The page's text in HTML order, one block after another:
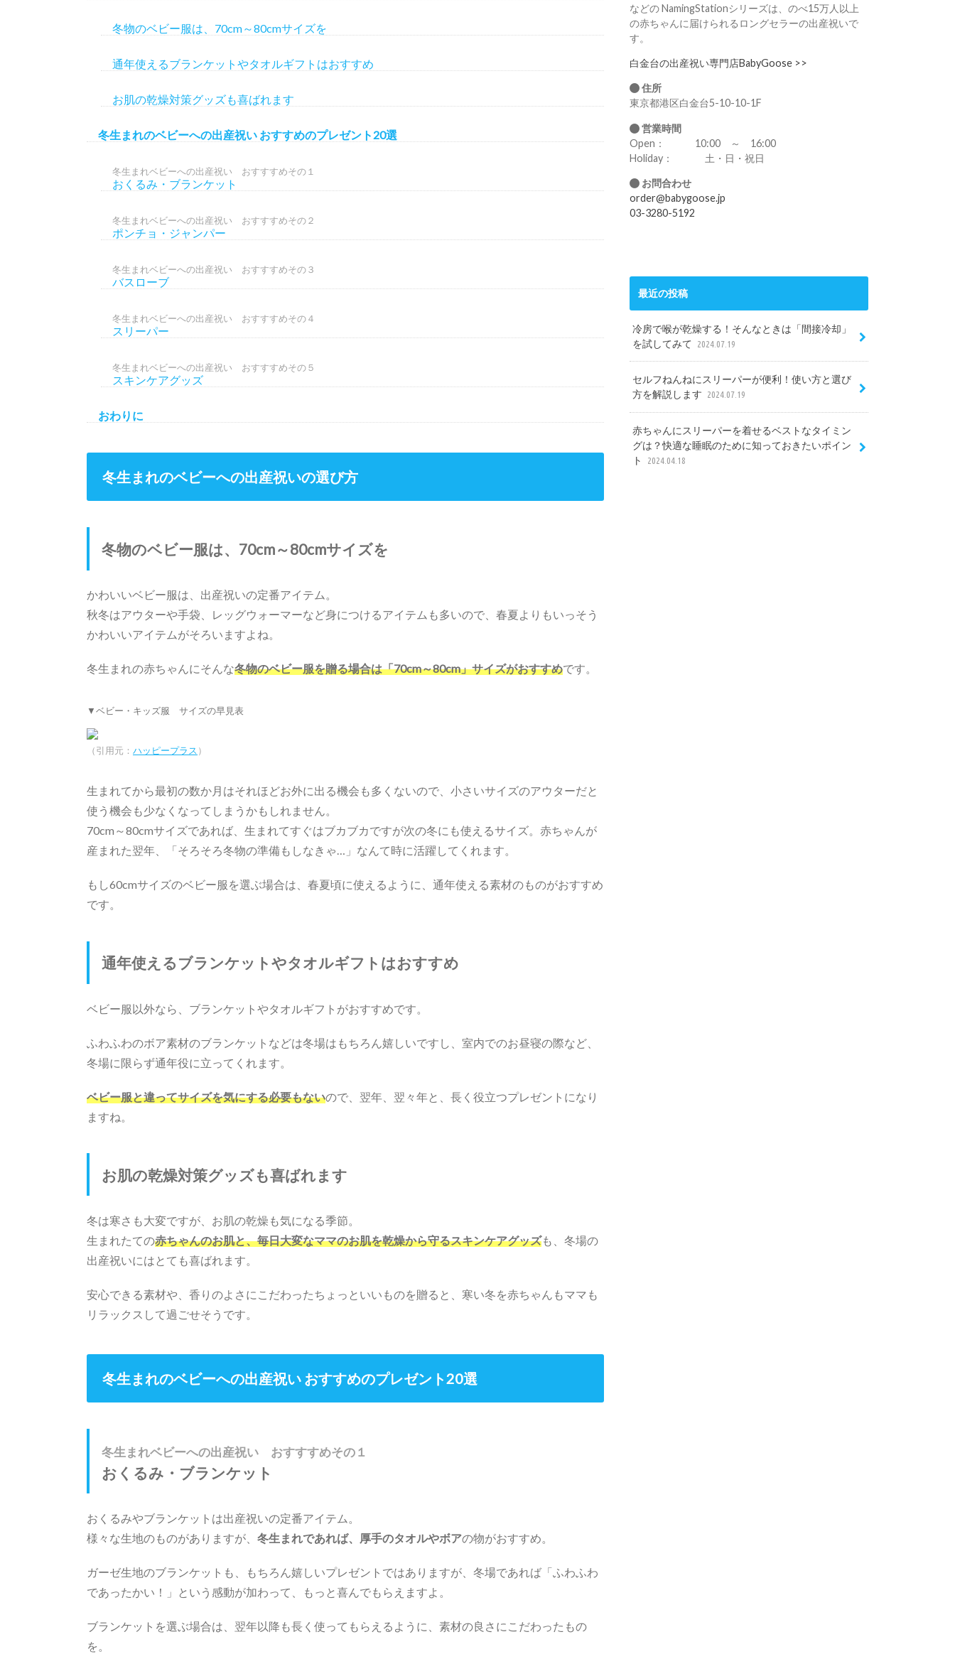
冬物のベビー服は、70cm～80cmサイズを
通年使えるブランケットやタオルギフトはおすすめ
お肌の乾燥対策グッズも喜ばれます
冬生まれのベビーへの出産祝い おすすめのプレゼント20選
冬生まれベビーへの出産祝い おすすすめその１
おくるみ・ブランケット
冬生まれベビーへの出産祝い おすすすめその２
ポンチョ・ジャンパー
冬生まれベビーへの出産祝い おすすすめその３
バスローブ
冬生まれベビーへの出産祝い おすすすめその４
スリーパー
冬生まれベビーへの出産祝い おすすすめその５
スキンケアグッズ
おわりに
冬生まれのベビーへの出産祝いの選び方
冬物のベビー服は、70cm～80cmサイズを
かわいいベビー服は、出産祝いの定番アイテム。
秋冬はアウターや手袋、レッグウォーマーなど身につけるアイテムも多いので、春夏よりもいっそう
かわいいアイテムがそろいますよね。
冬生まれの赤ちゃんにそんな冬物のベビー服を贈る場合は「70cm～80cm」サイズがおすすめです。
▼ベビー・キッズ服 サイズの早見表
（引用元： ハッピープラス）
生まれてから最初の数か月はそれほどお外に出る機会も多くないので、小さいサイズのアウターだと
使う機会も少なくなってしまうかもしれません。
70cm～80cmサイズであれば、生まれてすぐはブカブカですが次の冬にも使えるサイズ。赤ちゃんが
産まれた翌年、「そろそろ冬物の準備もしなきゃ…」なんて時に活躍してくれます。
もし60cmサイズのベビー服を選ぶ場合は、春夏頃に使えるように、通年使える素材のものがおすすめ
です。
通年使えるブランケットやタオルギフトはおすすめ
ベビー服以外なら、ブランケットやタオルギフトがおすすめです。
ふわふわのボア素材のブランケットなどは冬場はもちろん嬉しいですし、室内でのお昼寝の際など、
冬場に限らず通年役に立ってくれます。
ベビー服と違ってサイズを気にする必要もないので、翌年、翌々年と、長く役立つプレゼントになり
ますね。
お肌の乾燥対策グッズも喜ばれます
冬は寒さも大変ですが、お肌の乾燥も気になる季節。
生まれたての赤ちゃんのお肌と、毎日大変なママのお肌を乾燥から守るスキンケアグッズも、冬場の
出産祝いにはとても喜ばれます。
安心できる素材や、香りのよさにこだわったちょっといいものを贈ると、寒い冬を赤ちゃんもママも
リラックスして過ごせそうです。
冬生まれのベビーへの出産祝い おすすめのプレゼント20選
冬生まれベビーへの出産祝い おすすすめその１
おくるみ・ブランケット
おくるみやブランケットは出産祝いの定番アイテム。
様々な生地のものがありますが、 冬生まれであれば、厚手のタオルやボアの物がおすすめ。
ガーゼ生地のブランケットも、もちろん嬉しいプレゼントではありますが、冬場であれば「ふわふわ
であったかい！」という感動が加わって、もっと喜んでもらえますよ。
ブランケットを選ぶ場合は、翌年以降も長く使ってもらえるように、素材の良さにこだわったもの
を。
などの NamingStationシリーズは、のべ15万人以上
の赤ちゃんに届けられるロングセラーの出産祝いで
す。
白金台の出産祝い専門店BabyGoose >>
住所
東京都港区白金台5-10-10-1F
営業時間
Open： 10:00 ～ 16:00
Holiday： 土・日・祝日
お問合わせ
order@babygoose.jp
03-3280-5192
最近の投稿
冷房で喉が乾燥する！そんなときは「間接冷却」
を試してみて
2024.07.19
セルフねんねにスリーパーが便利！使い方と選び
方を解説します
2024.07.19
赤ちゃんにスリーパーを着せるベストなタイミン
グは？快適な睡眠のために知っておきたいポイン
ト
2024.04.18